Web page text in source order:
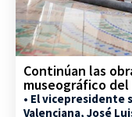
Continúan las
museográfico del
• El vicepresidente
Valenciana, José